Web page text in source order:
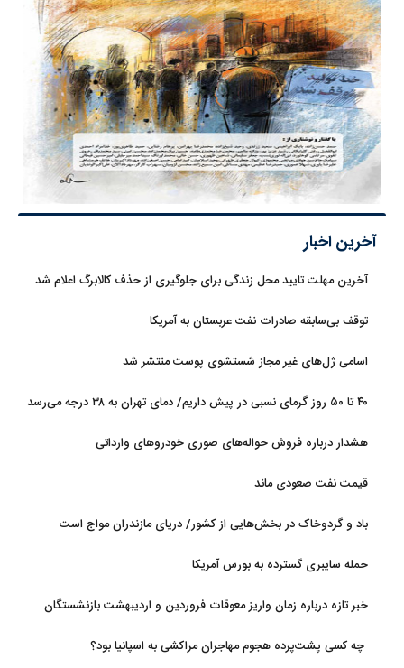
آخرین اخبار
آخرین مهلت تایید محل زندگی برای جلوگیری از حذف کالابرگ اعلام شد
توقف بی‌سابقه صادرات نفت عربستان به آمریکا
اسامی ژل‌های غیر مجاز شستشوی پوست منتشر شد
۴۰ تا ۵۰ روز گرمای نسبی در پیش داریم/ دمای تهران به ۳۸ درجه می‌رسد
هشدار درباره فروش حواله‌های صوری خودروهای وارداتی
قیمت نفت صعودی ماند
باد و گردوخاک در بخش‌هایی از کشور/ دریای مازندران مواج است
حمله سایبری گسترده به بورس آمریکا
خبر تازه درباره زمان واریز معوقات فروردین و اردیبهشت بازنشستگان
چه کسی پشت‌پرده هجوم مهاجران مراکشی به اسپانیا بود؟